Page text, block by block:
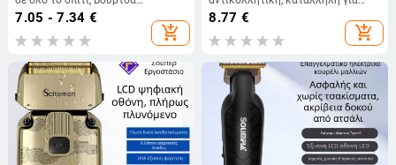
σκουπίσματος μαλλιών με ίσια
λαβή, Ατομικά συσκευασμένη,
Βούρτσα με μαλακές τρίχες για
7.05 - 7.34 €
add_shopping_cart
οικιακή χρήση, κομμωτήρια,
κουρέματα ενηλίκων, θεραπεία με
λάδι, περμανάντ, βαφή, εργαλεία
χώρες
8.77 €
add_shopping_cart